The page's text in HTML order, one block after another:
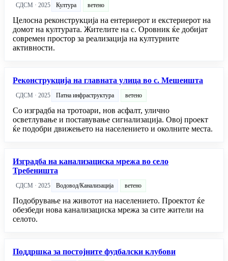
СДСМ · 2025 Култура ветено
Целосна реконструкција на ентериерот и екстериерот на
домот на културата. Жителите на с. Оровник ќе добијат
современ простор за реализација на културните
активности.
Реконструкција на главната улица во с. Мешеишта
СДСМ · 2025 Патна инфраструктура ветено
Со изградба на тротоари, нов асфалт, улично
осветлување и поставување сигнализација. Овој проект
ќе подобри движењето на населението и околните места.
Изградба на канализациска мрежа во село
Требеништа
СДСМ · 2025 Водовод/Канализација ветено
Подобрување на животот на населението. Проектот ќе
обезбеди нова канализациска мрежа за сите жители на
селото.
Поддршка за постојните фудбалски клубови